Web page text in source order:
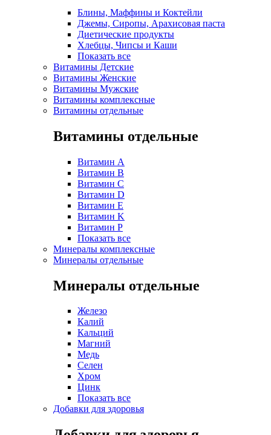
Блины, Маффины и Коктейли
Джемы, Сиропы, Арахисовая паста
Диетические продукты
Хлебцы, Чипсы и Каши
Показать все
Витамины Детские
Витамины Женские
Витамины Мужские
Витамины комплексные
Витамины отдельные
Витамины отдельные
Витамин A
Витамин B
Витамин C
Витамин D
Витамин E
Витамин K
Витамин P
Показать все
Минералы комплексные
Минералы отдельные
Минералы отдельные
Железо
Калий
Кальций
Магний
Медь
Селен
Хром
Цинк
Показать все
Добавки для здоровья